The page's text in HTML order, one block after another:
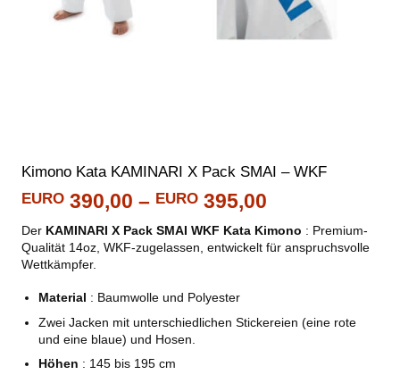
Kimono Kata KAMINARI X Pack SMAI – WKF
EURO390,00 – EURO395,00Preisspanne:
EURO 390,00
bis
EURO 395,00
Der KAMINARI X Pack SMAI WKF Kata Kimono : Premium-
Qualität 14oz, WKF-zugelassen, entwickelt für anspruchsvolle
Wettkämpfer.
Material : Baumwolle und Polyester
Zwei Jacken mit unterschiedlichen Stickereien (eine rote
und eine blaue) und Hosen.
Höhen : 145 bis 195 cm